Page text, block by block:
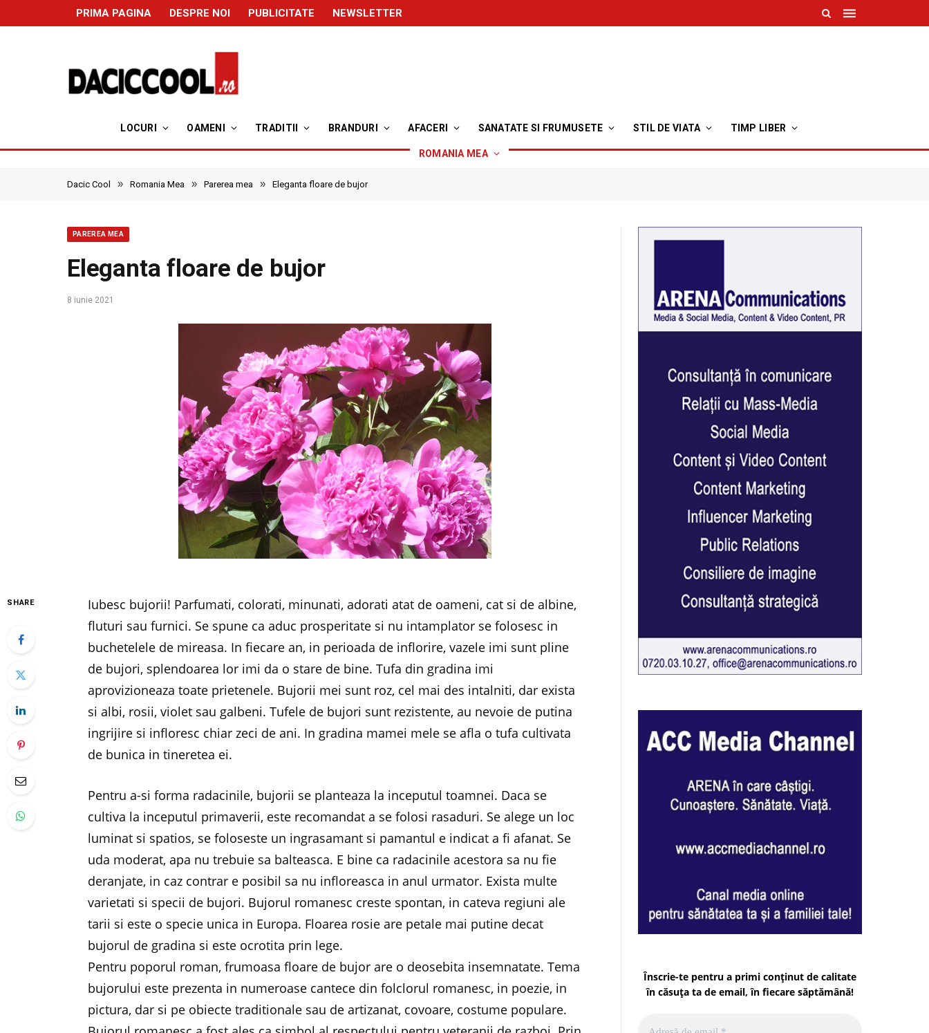
PRIMA PAGINA DESPRE NOI PUBLICITATE NEWSLETTER
LOCURI OAMENI TRADITII BRANDURI AFACERI SANATATE SI FRUMUSETE STIL DE VIATA TIMP LIBER
ROMANIA MEA
Dacic Cool » Romania Mea » Parerea mea » Eleganta floare de bujor
PAREREA MEA
Eleganta floare de bujor
8 iunie 2021
SHARE
Iubesc bujorii! Parfumati, colorati, minunati, adorati atat de oameni, cat si de albine,
fluturi sau furnici. Se spune ca aduc prosperitate si nu intamplator se folosesc in
buchetelele de mireasa. In fiecare an, in perioada de inflorire, vazele imi sunt pline
de bujori, splendoarea lor imi da o stare de bine. Tufa din gradina imi
aprovizioneaza toate prietenele. Bujorii mei sunt roz, cel mai des intalniti, dar exista
si albi, rosii, violet sau galbeni. Tufele de bujori sunt rezistente, au nevoie de putina
ingrijire si infloresc chiar zeci de ani. In gradina mamei mele se afla o tufa cultivata
de bunica in tineretea ei.
Pentru a-si forma radacinile, bujorii se planteaza la inceputul toamnei. Daca se
cultiva la inceputul primaverii, este recomandat a se folosi rasaduri. Se alege un loc
luminat si spatios, se foloseste un ingrasamant si pamantul e indicat a fi afanat. Se
uda moderat, apa nu trebuie sa balteasca. E bine ca radacinile acestora sa nu fie
deranjate, in caz contrar e posibil sa nu infloreasca in anul urmator. Exista multe
varietati si specii de bujori. Bujorul romanesc creste spontan, in cateva regiuni ale
tarii si este o specie unica in Europa. Floarea rosie are petale mai putine decat
bujorul de gradina si este ocrotita prin lege.
Pentru poporul roman, frumoasa floare de bujor are o deosebita insemnatate. Tema
bujorului este prezenta in numeroase cantece din folclorul romanesc, in poezie, in
pictura, dar si pe obiecte traditionale sau de artizanat, covoare, costume populare.
Înscrie-te pentru a primi conținut de calitate
în căsuța ta de email, în fiecare săptămână!